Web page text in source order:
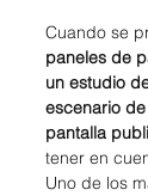
Cuando se
paneles de
un estudio
escenario
pantalla
tener en
Uno de los